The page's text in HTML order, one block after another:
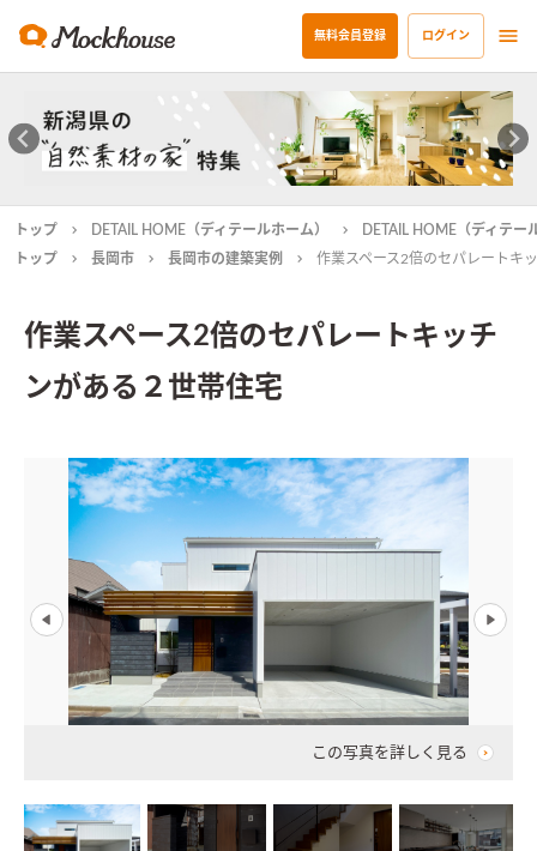
無料会員登録 ログイン
トップ DETAIL HOME（ディテールホーム）
DETAIL HOME（ディテ
トップ
長岡市 長岡市の建築実例 作業スペース2倍のセパレートキ
作業スペース2倍のセパレートキッチ
ンがある２世帯住宅
この写真を詳しく見る